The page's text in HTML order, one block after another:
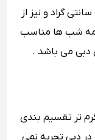
دمای هوا حدود 5 درجه سانتی گراد و نیز از
شب ها مناسب
دبی می باشد .
‌تر تقسیم بندی
دبی تجربه نمی